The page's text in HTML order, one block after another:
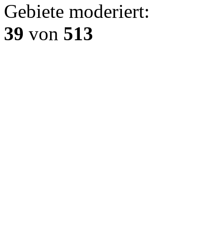
Gebiete moderiert:
39 von 513